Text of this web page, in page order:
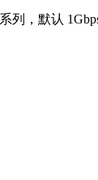
列，默认